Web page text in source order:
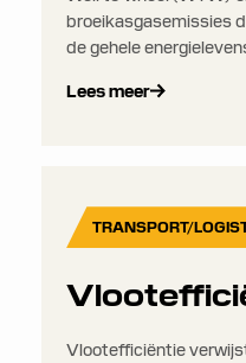
broeikasgasemissies
de gehele
die het voertuig
Lees meer
TRANSPORT/
Vlootefficiëntie